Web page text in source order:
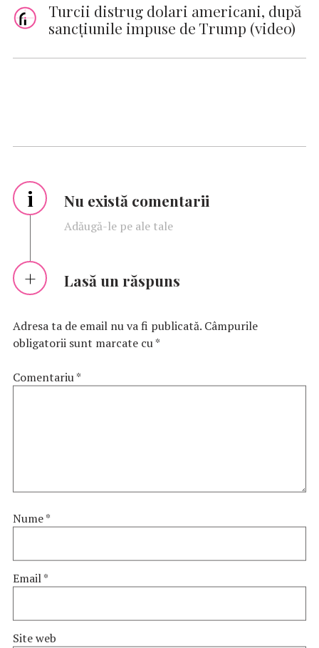
Turcii distrug dolari americani, după
sancţiunile impuse de Trump (video)
i Nu există comentarii
Adăugă-le pe ale tale
Lasă un răspuns
Adresa ta de email nu va fi publicată. Câmpurile
obligatorii sunt marcate cu*
Comentariu*
Nume*
Email*
Site web